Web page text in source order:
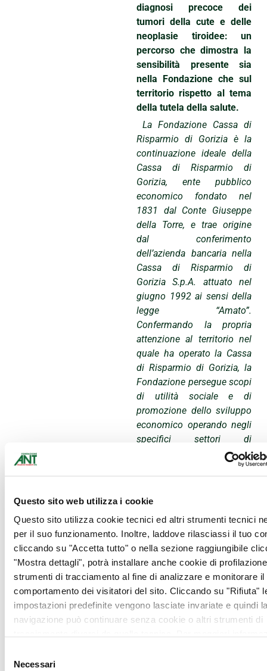
Questo sito web utilizza i cookie
Questo sito utilizza cookie tecnici ed altri strumenti tecnici
per il suo funzionamento. Inoltre, laddove rilasciassi il tuo
cliccando su "Accetta tutto" o nella sezione raggiungibile
"Mostra dettagli", potrà installare anche cookie di
strumenti di tracciamento al fine di analizzare e monitorare il
comportamento dei visitatori del sito. Cliccando su "Rifiuta"
impostazioni predefinite vengono lasciate invariate e quindi
navigazione può continuare senza cookie o altri strumenti di
delNecessari
diagnosi precoce dei
tumori della cute e delle
neoplasie tiroidee: un
percorso che dimostra la
sensibilità presente sia
nella Fondazione che sul
territorio rispetto al tema
della tutela della salute.
La Fondazione Cassa di
Risparmio di Gorizia è la
continuazione ideale della
Cassa di Risparmio di
Gorizia, ente pubblico
economico fondato nel
1831 dal Conte Giuseppe
della Torre, e trae origine
dal conferimento
dell’azienda bancaria nella
Cassa di Risparmio di
Gorizia S.p.A. attuato nel
giugno 1992 ai sensi della
legge “Amato”.
Confermando la propria
attenzione al territorio nel
quale ha operato la Cassa
di Risparmio di Gorizia, la
Fondazione persegue scopi
di utilità sociale e di
promozione dello sviluppo
economico operando negli
specifici settori di
intervento individuati anno
per anno dal Documento
Previsionale per l’esercizio
settori dell’arte, attività e
beni culturali,
dell’educazione, istruzione
e formazione, della salute
pubblica, medicina
preventiva e riabilitativa,
dello sviluppo locale ed
edilizia popolare locale, del